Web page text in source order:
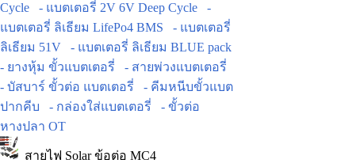
Cycle
- แบตเตอรี่ 2V 6V Deep Cycle
-
แบตเตอรี่ ลิเธียม LifePo4 BMS
- แบตเตอรี่
ลิเธียม 51V
- แบตเตอรี่ ลิเธียม BLUE pack
- ยางหุ้ม ขั้วแบตเตอรี่
- สายพ่วงแบตเตอรี่
- บัสบาร์ ขั้วต่อ แบตเตอรี่
- คีมหนีบขั้วแบต
ปากคีบ
- กล่องใส่แบตเตอรี่
- ขั้วต่อ
หางปลา OT
สายไฟ Solar ข้อต่อ MC4